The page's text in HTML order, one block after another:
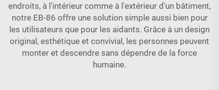
endroits, à l'intérieur comme à l'extérieur d'un bâtiment,
notre EB-86 offre une solution simple aussi bien pour
les utilisateurs que pour les aidants. Grâce à un design
original, esthétique et convivial, les personnes peuvent
monter et descendre sans dépendre de la force
humaine.